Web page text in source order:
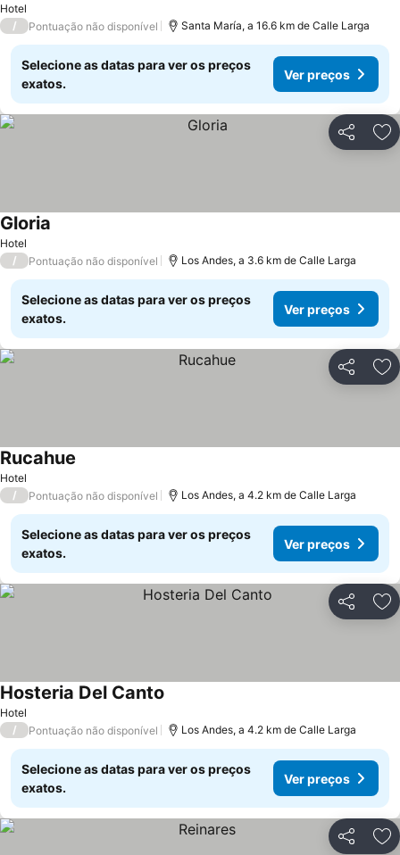
Hotel
/ Pontuação não disponível Santa María, a 16.6 km de Calle Larga
Selecione as datas para ver os preços
exatos.
Ver preços
Partilhar
Hotel
Gloria
/ Pontuação não disponível Los Andes, a 3.6 km de Calle Larga
Selecione as datas para ver os preços
exatos.
Ver preços
Partilhar
Hotel
Rucahue
/ Pontuação não disponível Los Andes, a 4.2 km de Calle Larga
Selecione as datas para ver os preços
exatos.
Ver preços
Partilhar
Hotel
Hosteria Del Canto
/ Pontuação não disponível Los Andes, a 4.2 km de Calle Larga
Selecione as datas para ver os preços
exatos.
Ver preços
Partilhar